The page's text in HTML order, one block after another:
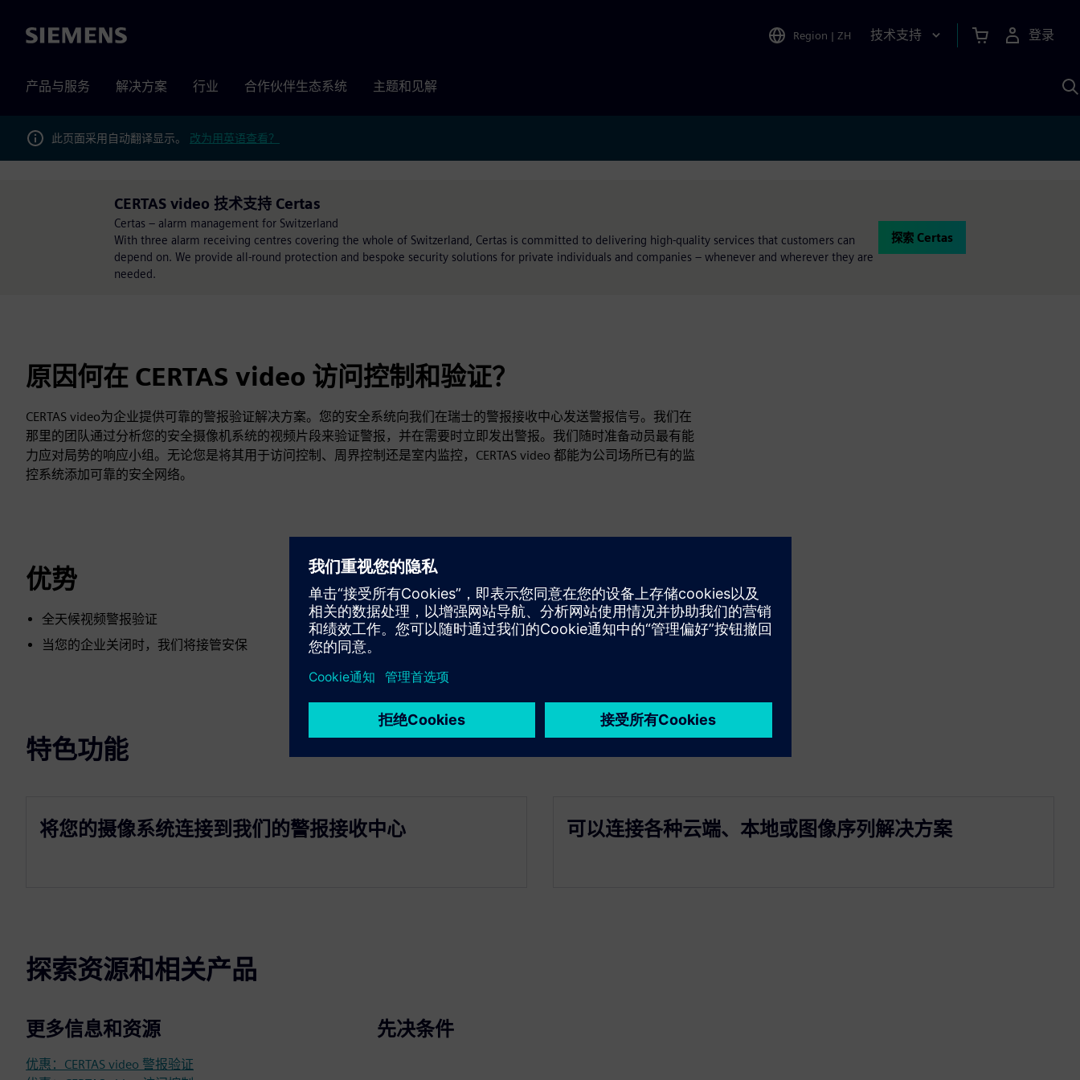
Siemens Region | ZH 技术支持 登录
产品与服务 解决方案 行业 合作伙伴生态系统 主题和见解
此页面采用自动翻译显示。 改为用英语查看？
CERTAS video 技术支持 Certas
Certas – alarm management for Switzerland
With three alarm receiving centres covering the whole of Switzerland, Certas is committed to delivering high-quality services that customers can
depend on. We provide all-round protection and bespoke security solutions for private individuals and companies – whenever and wherever they are
needed.
探索 Certas
原因何在 CERTAS video 访问控制和验证？
CERTAS video为企业提供可靠的警报验证解决方案。您的安全系统向我们在瑞士的警报接收中心发送警报信号。我们在
那里的团队通过分析您的安全摄像机系统的视频片段来验证警报，并在需要时立即发出警报。我们随时准备动员最有能
力应对局势的响应小组。无论您是将其用于访问控制、周界控制还是室内监控，CERTAS video 都能为公司场所已有的监
控系统添加可靠的安全网络。
优势
全天候视频警报验证
当您的企业关闭时，我们将接管安保
特色功能
将您的摄像系统连接到我们的警报接收中心 可以连接各种云端、本地或图像序列解决方案
探索资源和相关产品
更多信息和资源
优惠：CERTAS video 警报验证
先决条件